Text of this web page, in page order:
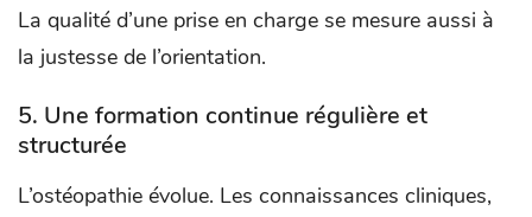
La qualité d’une prise en charge se mesure aussi à
la justesse de l’orientation.
5. Une formation continue régulière et
structurée
L’ostéopathie évolue. Les connaissances cliniques,